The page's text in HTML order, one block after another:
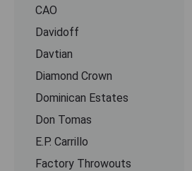
CАО
Davidoff
Davtian
Diamond Crown
Dominican Estates
Don Tomas
E.P. Carrillo
Factory Throwouts